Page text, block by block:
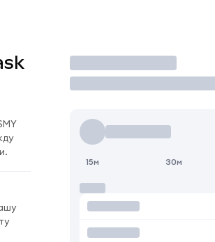
Торговать
15м 30м